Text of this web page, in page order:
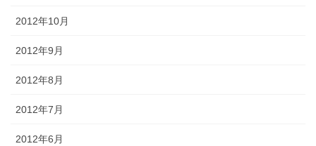
2012年10月
2012年9月
2012年8月
2012年7月
2012年6月